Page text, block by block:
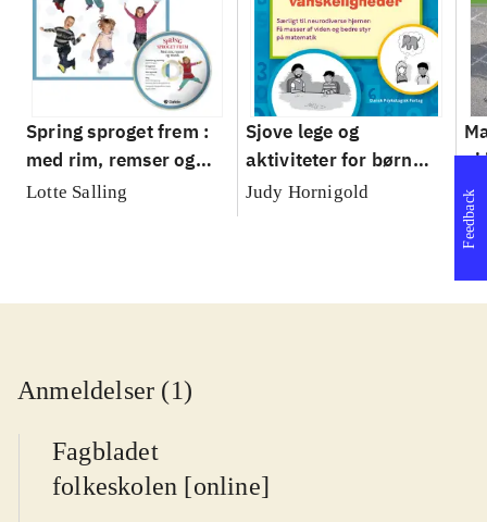
Spring sproget frem :
med rim, remser og
musik
Lotte Salling
Sjove lege og
aktiviteter for børn
med
matematikvanskeligheder
få masser af viden og
Judy Hornigold
: i
Anmeldelser (1)
Fagbladet
folkeskolen [online]
Feedback